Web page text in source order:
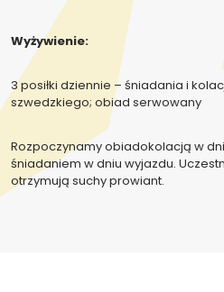
Wyżywienie:
3 posiłki dziennie – śniadania i
szwedzkiego; obiad serwowany
Rozpoczynamy obiadokolacją w
śniadaniem w dniu wyjazdu.
otrzymują suchy prowiant.